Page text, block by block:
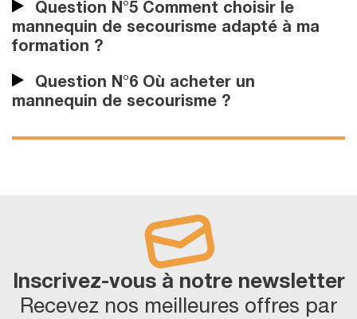
Question N°5 Comment choisir le
mannequin de secourisme adapté à ma
formation ?
Question N°6 Où acheter un
mannequin de secourisme ?
Inscrivez-vous à notre newsletter
Recevez nos meilleures offres par